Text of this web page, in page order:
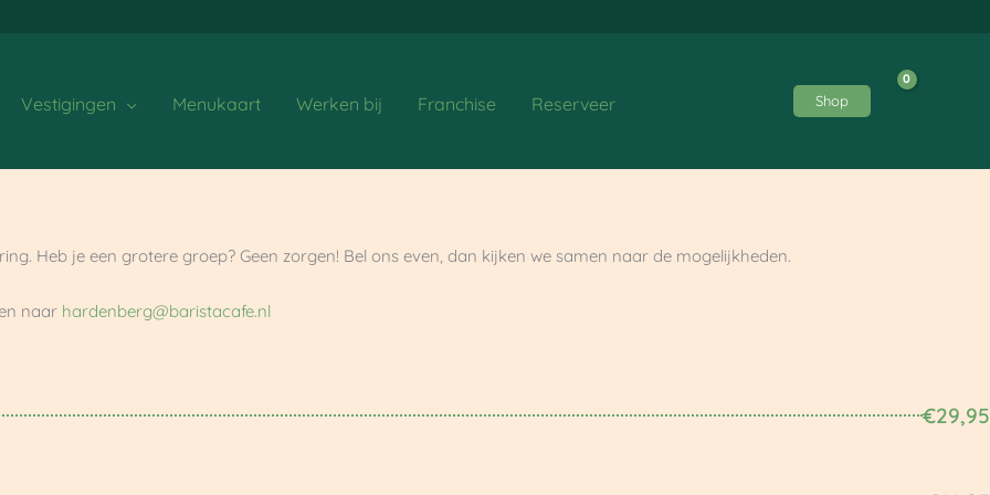
Vestigingen Menukaart Werken bij Franchise Reserveer Shop
Heb je een grotere groep? Geen zorgen! Bel ons even, dan kijken we samen naar de mogelijkheden.
naar hardenberg@baristacafe.nl
€29,95